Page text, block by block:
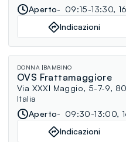
Aperto
09:15-13:30,
Indicazioni
DONNA BAMBINO
OVS Frattamaggiore
Via XXXI Maggio, 5-7-9,
Italia
Aperto
09:30-13:00,
Indicazioni